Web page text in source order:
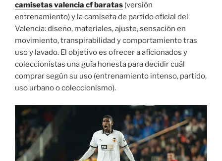
camisetas valencia cf baratas (versión
entrenamiento) y la camiseta de partido oficial del
Valencia: diseño, materiales, ajuste, sensación en
movimiento, transpirabilidad y comportamiento tras
uso y lavado. El objetivo es ofrecer a aficionados y
coleccionistas una guía honesta para decidir cuál
comprar según su uso (entrenamiento intenso, partido,
uso urbano o coleccionismo).